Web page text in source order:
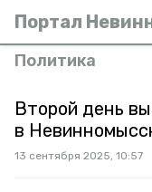
Портал
Политика
Второй день
в
13 сентября 2025, 10:57